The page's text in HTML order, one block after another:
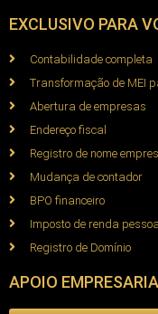
EXCLUSIVO PARA
Contabilidade completa
Transformação de MEI
Abertura de empresas
Endereço fiscal
Registro de nome
Mudança de contador
BPO financeiro
Imposto de renda
Registro de Domínio
APOIO